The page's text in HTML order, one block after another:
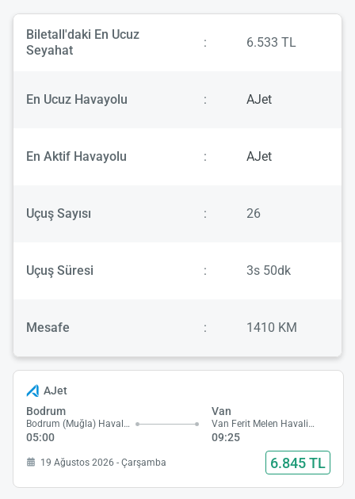
Biletall'daki En Ucuz
Seyahat
: 6.533 TL
En Ucuz Havayolu : AJet
En Aktif Havayolu : AJet
Uçuş Sayısı : 26
Uçuş Süresi : 3s 50dk
Mesafe : 1410 KM
AJet
Bodrum
Bodrum (Muğla) Havalimanı
05:00
Van
Van Ferit Melen Havalimanı
09:25
19 Ağustos 2026 - Çarşamba 6.845 TL